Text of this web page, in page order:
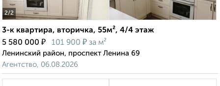
2/2
3-к квартира, вторичка, 55м², 4/4 этаж
5 580 000 ₽ 101 900 ₽ за м²
Ленинский район, проспект Ленина 69
Агентство, 06.08.2026